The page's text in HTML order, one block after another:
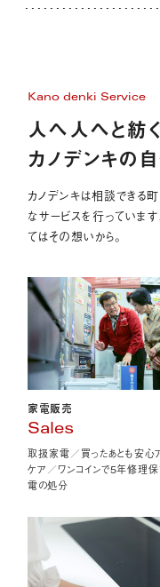
Kano denki Service
人へ人へと紡
カノデンキの
カノデンキは相談できる
なサービスを行っていま
てはその想いから。
家電販売
Sales
取扱家電／買ったあとも安心
ケア／ワンコインで5年修理
電の処分